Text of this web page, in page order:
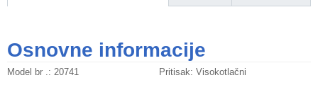
Osnovne informacije
Model br .: 20741 Pritisak: Visokotlačni